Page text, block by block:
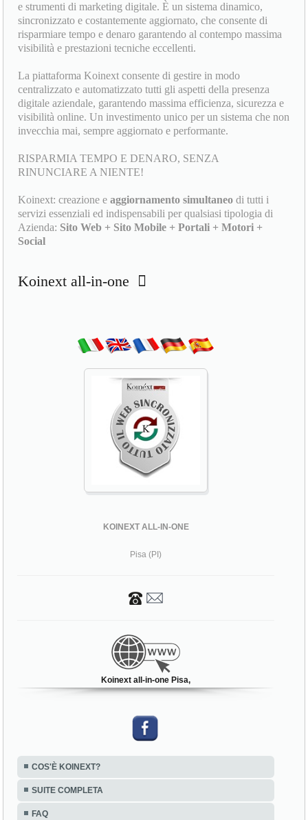
e strumenti di marketing digitale. È un sistema dinamico,
sincronizzato e costantemente aggiornato, che consente di
risparmiare tempo e denaro garantendo al contempo massima
visibilità e prestazioni tecniche eccellenti.
La piattaforma Koinext consente di gestire in modo
centralizzato e automatizzato tutti gli aspetti della presenza
digitale aziendale, garantendo massima efficienza, sicurezza e
visibilità online. Un investimento unico per un sistema che non
invecchia mai, sempre aggiornato e performante.
RISPARMIA TEMPO E DENARO, SENZA
RINUNCIARE A NIENTE!
Koinext: creazione eaggiornamento simultaneo di tutti i
servizi essenziali ed indispensabili per qualsiasi tipologia di
Azienda: Sito Web + Sito Mobile + Portali + Motori +
Social
Koinext all-in-one
KOINEXT ALL-IN-ONE
Pisa (PI)
Koinext all-in-one Pisa,
COS'È KOINEXT?
SUITE COMPLETA
FAQ